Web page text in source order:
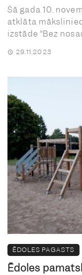
Šā gada 10.
atklāta
izstāde “Bez
29.11.2023
ĒDOLES PAGASTS
Ēdoles